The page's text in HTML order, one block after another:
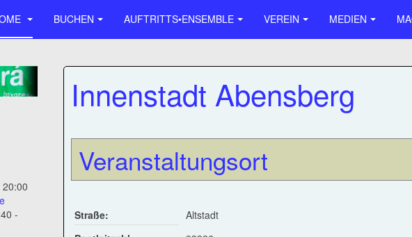
BUCHEN AUFTRITTS•ENSEMBLE VEREIN MEDIEN
Innenstadt Abensberg
Veranstaltungsort
Straße:
Altstadt
20:00
-